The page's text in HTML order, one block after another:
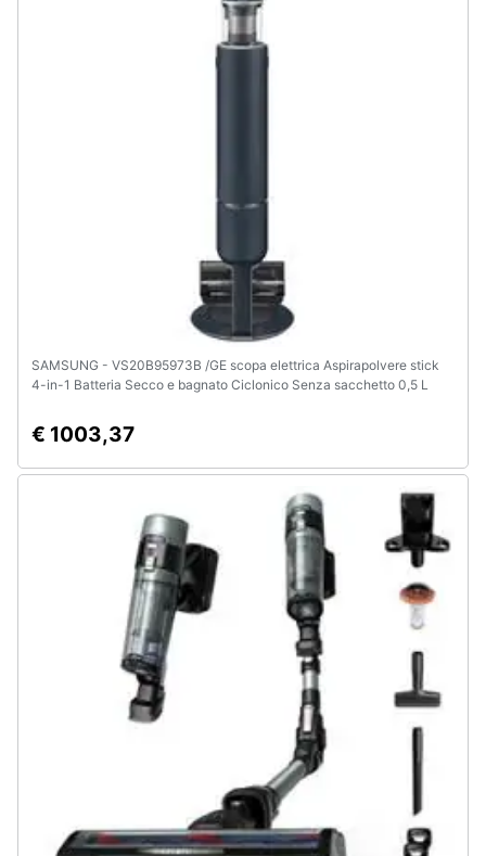
SAMSUNG - VS20B95973B /GE scopa elettrica Aspirapolvere stick
4-in-1 Batteria Secco e bagnato Ciclonico Senza sacchetto 0,5 L
€ 1003,37